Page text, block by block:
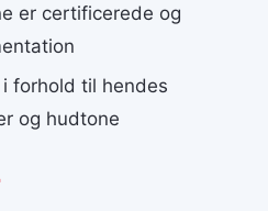
er certificerede og
forhold til hendes
og hudtone